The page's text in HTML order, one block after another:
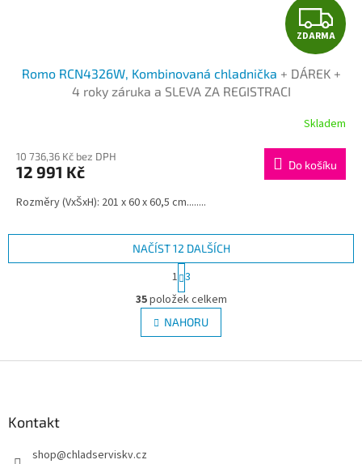
Z
D
A
R
M
A
ZDARMA
Romo RCN4326W, Kombinovaná chladnička + DÁREK +
4 roky záruka a SLEVA ZA REGISTRACI
Skladem
10 736,36 Kč bez DPH
12 991 Kč Do košíku
Rozměry (VxŠxH): 201 x 60 x 60,5 cm........
O
v
l
á
NAČÍST 12 DALŠÍCH
S
t
r
á
n
k
v
1 3
35položek celkem
NAHORU
Kontakt
shop@chladserviskv.cz